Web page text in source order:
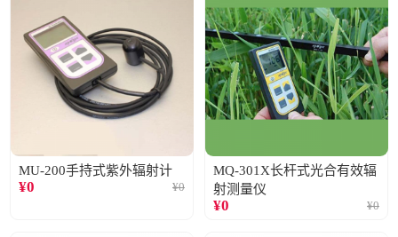
MU-200手持式紫外辐射计
¥0 ¥0
MQ-301X长杆式光合有效辐
射测量仪
¥0 ¥0